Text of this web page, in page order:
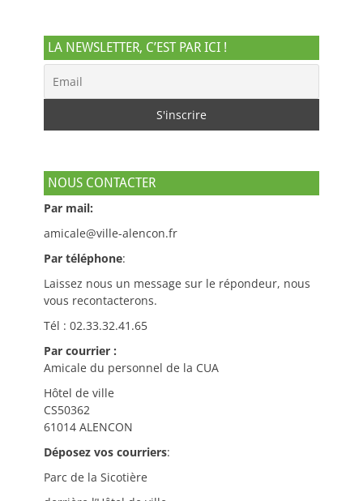
LA NEWSLETTER, C’EST PAR ICI !
NOUS CONTACTER
Par mail:
amicale@ville-alencon.fr
Par téléphone:
Laissez nous un message sur le répondeur, nous
vous recontacterons.
Tél : 02.33.32.41.65
Par courrier :
Amicale du personnel de la CUA
Hôtel de ville
CS50362
61014 ALENCON
Déposez vos courriers:
Parc de la Sicotière